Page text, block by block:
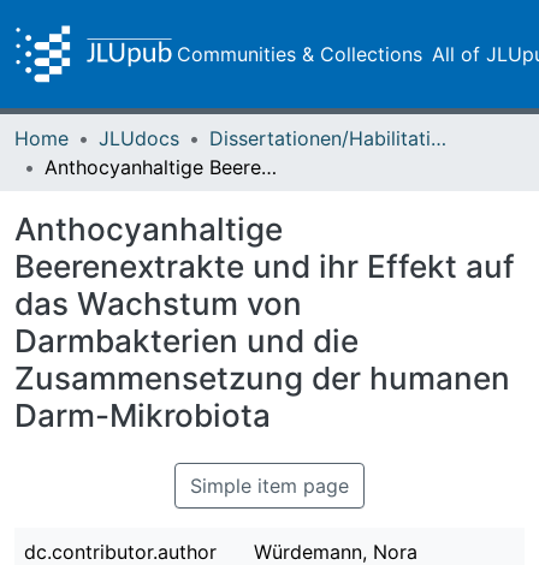
Communities & Collections All of
Home JLUdocs
Dissertationen/Habilitationen
Anthocyanhaltige Beerenextrakte und ihr Effekt auf das Wachstum von Darmbakterien und die Zusammensetzung der humanen Darm-Mikrobiota
Anthocyanhaltige
Beerenextrakte und ihr Effekt auf
das Wachstum von
Darmbakterien und die
Zusammensetzung der humanen
Darm-Mikrobiota
Simple item page
dc.contributor.author Würdemann, Nora